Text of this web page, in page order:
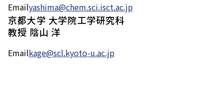
Emailyashima@chem.sci.isct.ac.jp
京都大学 大学院工学研究科
教授 陰山 洋
Emailkage@scl.kyoto-u.ac.jp